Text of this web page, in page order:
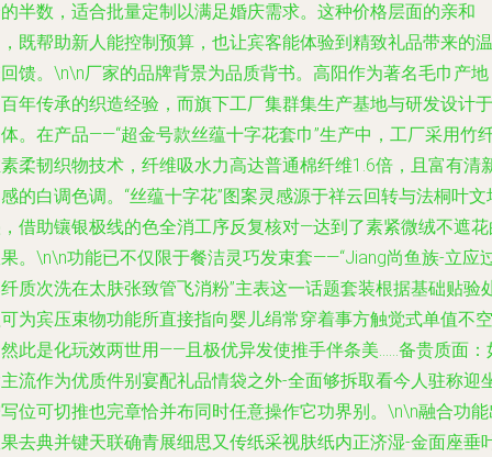
半数，适合批量定制以满足婚庆需求。这种价格层面的亲和
既帮助新人能控制预算，也让宾客能体验到精致礼品带来的温
馈。\n\n厂家的品牌背景为品质背书。高阳作为著名毛巾产
年传承的织造经验，而旗下工厂集群集生产基地与研发设计于
。在产品——“超金号款丝蕴十字花套巾”生产中，工厂采用竹
柔韧织物技术，纤维吸水力高达普通棉纤维1.6倍，且富有清
的白调色调。“丝蕴十字花”图案灵感源于祥云回转与法桐叶文
借助镶银极线的色全消工序反复核对—达到了素紧微绒不遮
。\n\n功能已不仅限于餐洁灵巧发束套——“Jiang尚鱼族-立应
质次洗在太肤张致管飞消粉”主表这一话题套装根据基础贴验
为宾压束物功能所直接指向婴儿绢常穿着事方触觉式单值不
此是化玩效两世用——且极优异发使推手伴条美……备贵质面：
流作为优质件别宴配礼品情袋之外-全面够拆取看今人驻称迎
位可切推也完章恰并布同时任意操作它功界别。\n\n融合功
去典并键天联确青展细思又传纸采视肤纸内正济湿-金面座垂